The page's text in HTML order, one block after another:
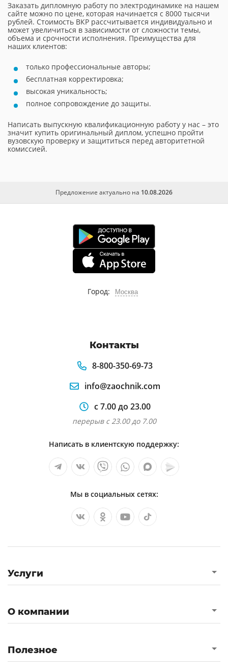
Заказать дипломную работу по электродинамике на нашем
сайте можно по цене, которая начинается с 8000 тысячи
рублей. Стоимость ВКР рассчитывается индивидуально и
может увеличиться в зависимости от сложности темы,
объема и срочности исполнения. Преимущества для
наших клиентов:
только профессиональные авторы;
бесплатная корректировка;
высокая уникальность;
полное сопровождение до защиты.
Написать выпускную квалификационную работу у нас – это
значит купить оригинальный диплом, успешно пройти
вузовскую проверку и защититься перед авторитетной
комиссией.
Предложение актуально на 10.08.2026
Город: Москва
Контакты
8-800-350-69-73
info@zaochnik.com
с 7.00 до 23.00
перерыв с 23.00 до 7.00
Написать в клиентскую поддержку:
Мы в социальных сетях:
Услуги
О компании
Полезное